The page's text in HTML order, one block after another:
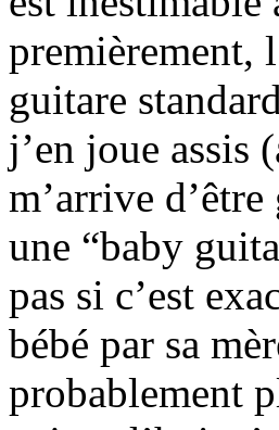
premièrement,
guitare
j’en joue assis
m’arrive
une “baby
pas si c’est
bébé par sa
probablement